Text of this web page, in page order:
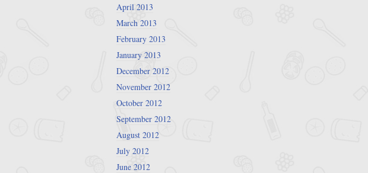
April 2013
March 2013
February 2013
January 2013
December 2012
November 2012
October 2012
September 2012
August 2012
July 2012
June 2012